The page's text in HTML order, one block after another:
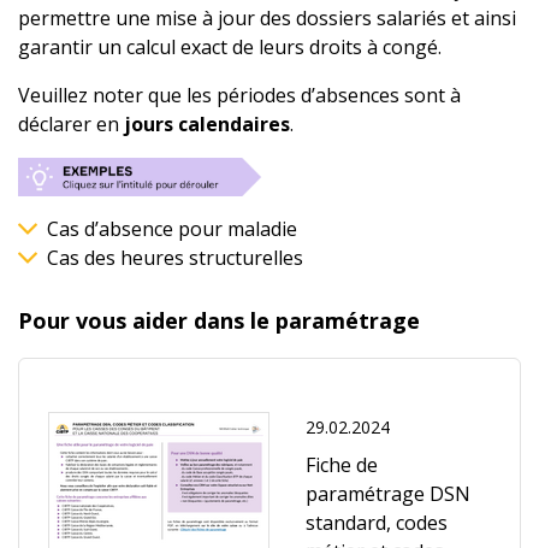
permettre une mise à jour des dossiers salariés et ainsi
garantir un calcul exact de leurs droits à congé.
Veuillez noter que les périodes d’absences sont à
déclarer en jours calendaires.
Cas d’absence pour maladie
Cas des heures structurelles
Pour vous aider dans le paramétrage
29.02.2024
Fiche de
paramétrage DSN
standard, codes